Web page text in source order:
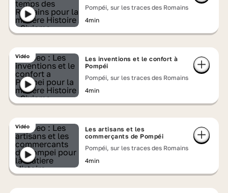
Pompéi, sur les traces des Romains
4min
Vidéo
Les inventions et le confort à
Pompéi
Pompéi, sur les traces des Romains
4min
Vidéo
Les artisans et les
commerçants de Pompéi
Pompéi, sur les traces des Romains
4min